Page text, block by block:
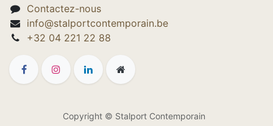
Contactez-nous
info@stalportcontemporain.be
+32 04 221 22 88
Copyright © Stalport Contemporain